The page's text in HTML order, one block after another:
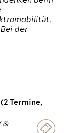
der
Termine,
&